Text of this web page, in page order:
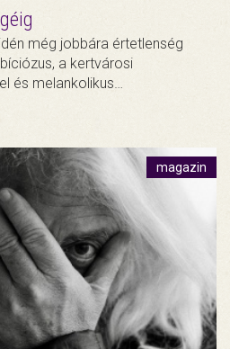
még jobbára értetlenség
a kertvárosi
és melankolikus…
magazin